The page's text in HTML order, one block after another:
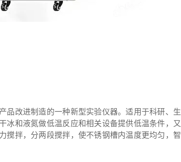
品改进制造的一种新型实验仪器。适用于科研、生
冰和液氮做低温反应和相关设备提供低温条件，又
搅拌，分两段搅拌，使不锈钢槽内温度更均匀，智